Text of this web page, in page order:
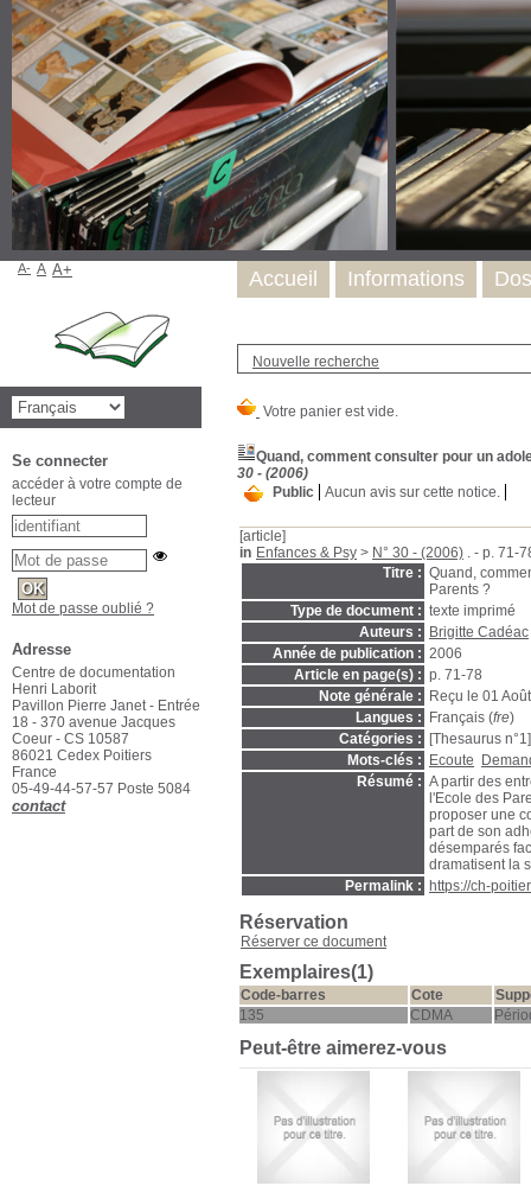
Nouvelle recherche
Quand, comment consulter pour un
30 - (2006)
Public
Aucun avis sur cette notice.
[article]
in Enfances & Psy > N° 30 - (2006) . - p. 71-
Titre : Quand,
Parents ?
Type de document : texte imprimé
Auteurs :
Brigitte Cadéac
Année de publication : 2006
Article en page(s) : p. 71-78
Note générale :
Reçu le 01
Langues :
Français (fre)
Catégories :
[Thesaurus
Mots-clés :
Ecoute
Résumé : A partir des
l'Ecole des
proposer une
part de son
désemparés
dramatisent la
Permalink :
https://ch-
Réservation
Réserver ce document
Exemplaires(1)
Code-barres Cote
135
CDMA
Peut-être aimerez-vous
Accueil Informations
A- A A+
Se connecter
accéder à votre compte de
lecteur
Mot de passe oublié ?
Adresse
Centre de documentation
Henri Laborit
Pavillon Pierre Janet - Entrée
18 - 370 avenue Jacques
Coeur - CS 10587
86021 Cedex Poitiers
France
05-49-44-57-57 Poste 5084
contact